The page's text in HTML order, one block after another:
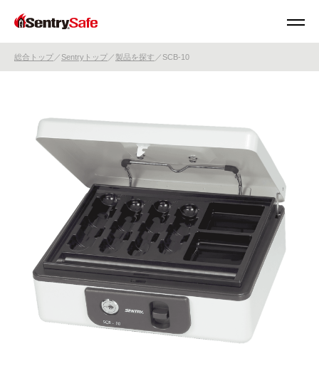
総合トップ Sentryトップ 製品を探す SCB-10